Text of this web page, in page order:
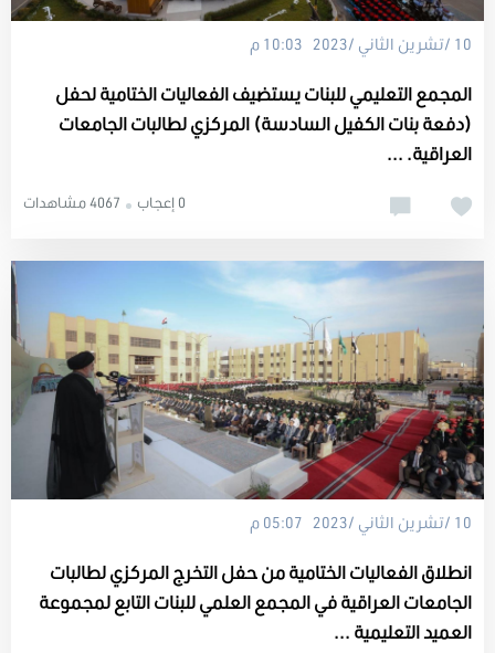
10 /تشرين الثاني /2023 10:03 م
المجمع التعليمي للبنات يستضيف الفعاليات الختامية لحفل
(دفعة بنات الكفيل السادسة) المركزي لطالبات الجامعات
العراقية. ...
4067 مشاهدات 0 إعجاب
10 /تشرين الثاني /2023 05:07 م
انطلاق الفعاليات الختامية من حفل التخرج المركزي لطالبات
الجامعات العراقية في المجمع العلمي للبنات التابع لمجموعة
العميد التعليمية ...